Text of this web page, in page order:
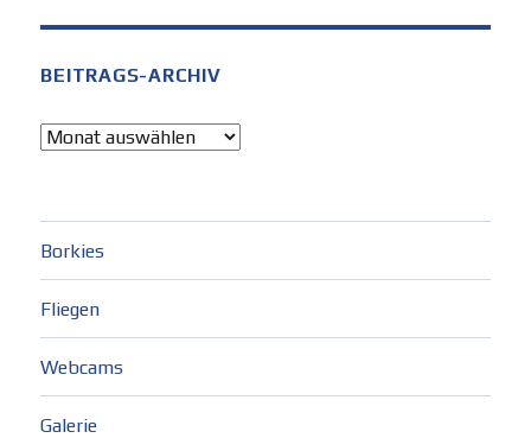
BEITRAGS-ARCHIV
Beitrags-
Borkies
Fliegen
Webcams
Galerie